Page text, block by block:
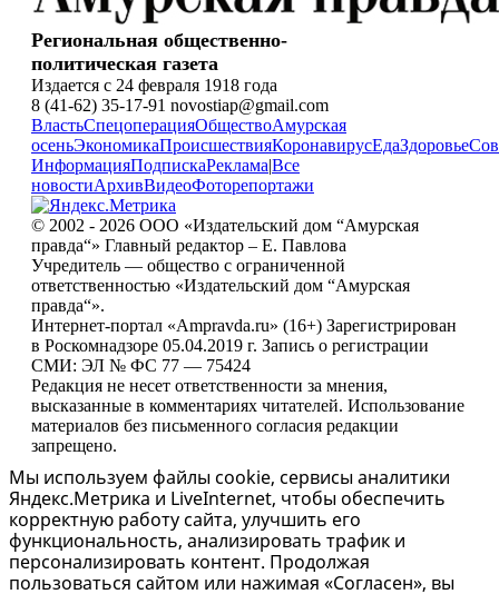
Региональная общественно-
политическая газета
Издается с 24 февраля 1918 года
8 (41-62) 35-17-91 novostiap@gmail.com
ВластьСпецоперацияОбществоАмурская
осеньЭкономикаПроисшествияКоронавирусЕдаЗдоровье
ИнформацияПодпискаРеклама|Все
новостиАрхивВидеоФоторепортажи
© 2002 - 2026 ООО «Издательский дом “Амурская
правда“» Главный редактор – Е. Павлова
Учредитель — общество с ограниченной
ответственностью «Издательский дом “Амурская
правда“».
Интернет-портал «Ampravda.ru» (16+) Зарегистрирован
в Роскомнадзоре 05.04.2019 г. Запись о регистрации
СМИ: ЭЛ № ФС 77 — 75424
Редакция не несет ответственности за мнения,
высказанные в комментариях читателей. Использование
материалов без письменного согласия редакции
запрещено.
Мы используем файлы cookie, сервисы аналитики
Яндекс.Метрика и LiveInternet, чтобы обеспечить
корректную работу сайта, улучшить его
функциональность, анализировать трафик и
персонализировать контент. Продолжая
пользоваться сайтом или нажимая «Согласен», вы